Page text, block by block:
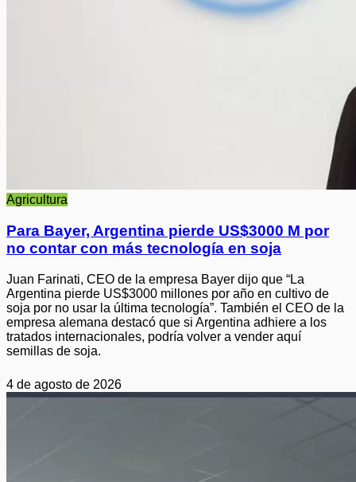
Agricultura
Para Bayer, Argentina pierde US$3000 M por
no contar con más tecnología en soja
Juan Farinati, CEO de la empresa Bayer dijo que “La
Argentina pierde US$3000 millones por año en cultivo de
soja por no usar la última tecnología”. También el CEO de la
empresa alemana destacó que si Argentina adhiere a los
tratados internacionales, podría volver a vender aquí
semillas de soja.
4 de agosto de 2026